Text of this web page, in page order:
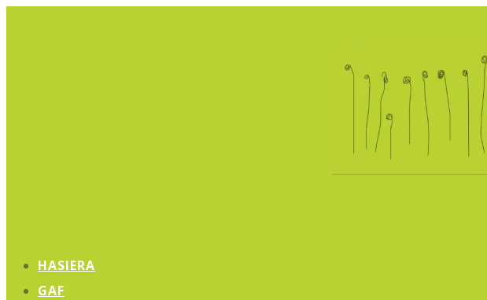
HASIERA
GAF